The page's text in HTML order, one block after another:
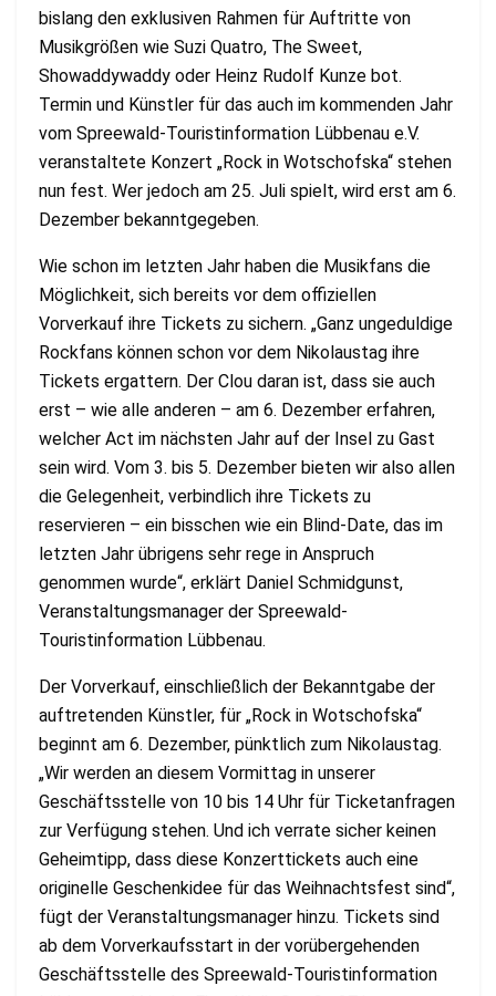
bislang den exklusiven Rahmen für Auftritte von
Musikgrößen wie Suzi Quatro, The Sweet,
Showaddywaddy oder Heinz Rudolf Kunze bot.
Termin und Künstler für das auch im kommenden Jahr
vom Spreewald-Touristinformation Lübbenau e.V.
veranstaltete Konzert „Rock in Wotschofska“ stehen
nun fest. Wer jedoch am 25. Juli spielt, wird erst am 6.
Dezember bekanntgegeben.
Wie schon im letzten Jahr haben die Musikfans die
Möglichkeit, sich bereits vor dem offiziellen
Vorverkauf ihre Tickets zu sichern. „Ganz ungeduldige
Rockfans können schon vor dem Nikolaustag ihre
Tickets ergattern. Der Clou daran ist, dass sie auch
erst – wie alle anderen – am 6. Dezember erfahren,
welcher Act im nächsten Jahr auf der Insel zu Gast
sein wird. Vom 3. bis 5. Dezember bieten wir also allen
die Gelegenheit, verbindlich ihre Tickets zu
reservieren – ein bisschen wie ein Blind-Date, das im
letzten Jahr übrigens sehr rege in Anspruch
genommen wurde“, erklärt Daniel Schmidgunst,
Veranstaltungsmanager der Spreewald-
Touristinformation Lübbenau.
Der Vorverkauf, einschließlich der Bekanntgabe der
auftretenden Künstler, für „Rock in Wotschofska“
beginnt am 6. Dezember, pünktlich zum Nikolaustag.
„Wir werden an diesem Vormittag in unserer
Geschäftsstelle von 10 bis 14 Uhr für Ticketanfragen
zur Verfügung stehen. Und ich verrate sicher keinen
Geheimtipp, dass diese Konzerttickets auch eine
originelle Geschenkidee für das Weihnachtsfest sind“,
fügt der Veranstaltungsmanager hinzu. Tickets sind
ab dem Vorverkaufsstart in der vorübergehenden
Geschäftsstelle des Spreewald-Touristinformation